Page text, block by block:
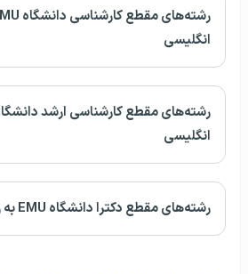
انگلیسی
انگلیسی
رشته‌های مقطع دکترا دانشگاه EMU به زبان انگلیسی